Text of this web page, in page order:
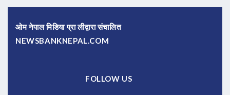
ओम नेपाल मिडिया प्रा लीद्वारा संचालित
NEWSBANKNEPAL.COM
FOLLOW US